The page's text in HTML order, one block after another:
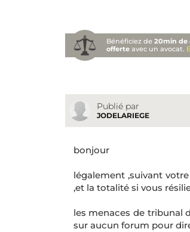
Bénéficiez de20min de
offerte avec un avocat.
Publié par
JODELARIEGE
bonjour
légalement ,suivant
,et la totalité si vous
les menaces de tribunal
sur aucun forum pour